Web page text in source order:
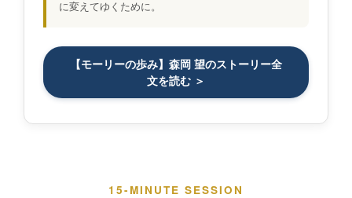
に変えてゆくために。
【モーリーの歩み】森岡 望のストーリー全
文を読む ＞
15-MINUTE SESSION